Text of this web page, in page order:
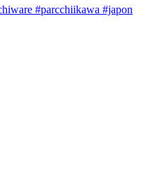
#parcchiikawa #japon